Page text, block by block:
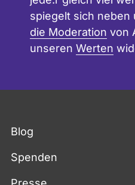
spiegelt sich neben
die Moderation von
unseren Werten
Blog
Spenden